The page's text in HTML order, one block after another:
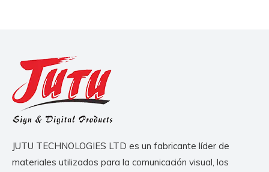
JUTU TECHNOLOGIES LTD es un fabricante líder de
materiales utilizados para la comunicación visual, los